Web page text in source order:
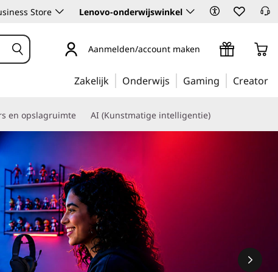
Store Lenovo-onderwijswinkel
Aanmelden/account maken
Zakelijk Onderwijs Gaming Creator
en opslagruimte AI (Kunstmatige intelligentie)